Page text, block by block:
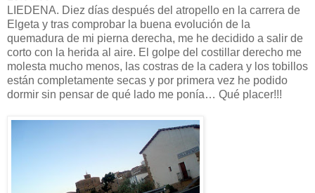
LIEDENA. Diez días después del atropello en la carrera de
Elgeta y tras comprobar la buena evolución de la
quemadura de mi pierna derecha, me he decidido a salir de
corto con la herida al aire. El golpe del costillar derecho me
molesta mucho menos, las costras de la cadera y los tobillos
están completamente secas y por primera vez he podido
dormir sin pensar de qué lado me ponía… Qué placer!!!